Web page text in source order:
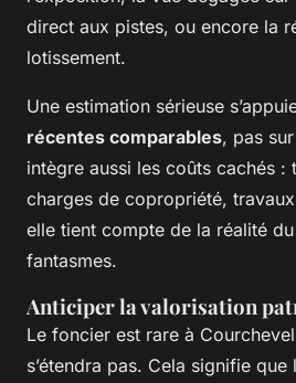
direct aux pistes, ou encore la
lotissement.
Une estimation sérieuse
récentes comparables, pas
intègre aussi les coûts cachés :
charges de copropriété,
elle tient compte de la réalité
fantasmes.
Anticiper la valorisation
Le foncier est rare à
s’étendra pas. Cela signifie